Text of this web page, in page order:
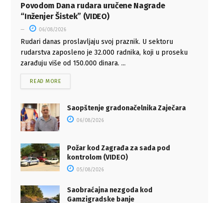
Povodom Dana rudara uručene Nagrade
“Inženjer Šistek” (VIDEO)
06/08/2026
Rudari danas proslavljaju svoj praznik. U sektoru
rudarstva zaposleno je 32.000 radnika, koji u proseku
zarađuju više od 150.000 dinara. ...
READ MORE
Saopštenje gradonačelnika Zaječara
06/08/2026
Požar kod Zagrađa za sada pod
kontrolom (VIDEO)
05/08/2026
Saobraćajna nezgoda kod
Gamzigradske banje